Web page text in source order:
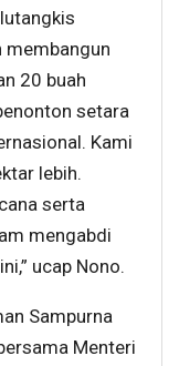
membangun
20 buah
setara
Kami
lebih.
serta
mengabdi
ucap Nono.
Sampurna
Menteri